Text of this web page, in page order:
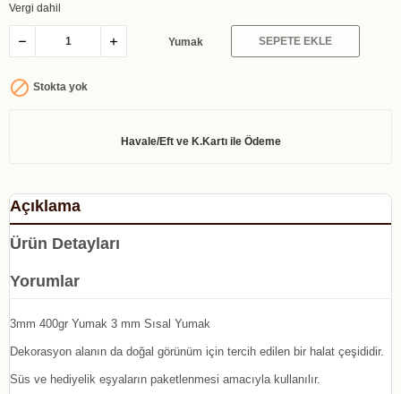
Vergi dahil
Yumak SEPETE EKLE
 Stokta yok
Açıklama
Ürün Detayları
Yorumlar
3mm 400gr Yumak 3 mm Sısal Yumak
Dekorasyon alanın da doğal görünüm için tercih edilen bir halat çeşididir.
Süs ve hediyelik eşyaların paketlenmesi amacıyla kullanılır.